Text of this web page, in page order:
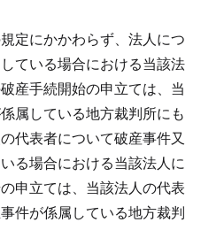
定にかかわらず、法人につ
ている場合における当該法
産手続開始の申立ては、当
属している地方裁判所にも
代表者について破産事件又
る場合における当該法人に
申立ては、当該法人の代表
件が係属している地方裁判